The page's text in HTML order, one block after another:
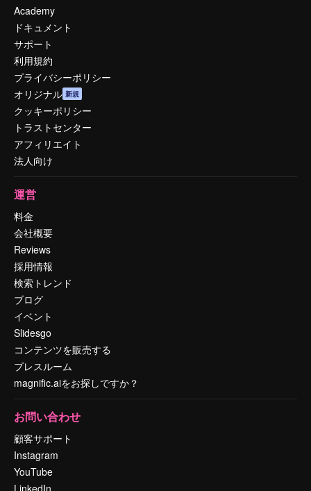
Academy
ドキュメント
サポート
利用規約
プライバシーポリシー
オリジナル 新規
クッキーポリシー
トラストセンター
アフィリエイト
法人向け
運営
料金
会社概要
Reviews
採用情報
検索トレンド
ブログ
イベント
Slidesgo
コンテンツを販売する
プレスルーム
magnific.aiをお探しですか？
お問い合わせ
顧客サポート
Instagram
YouTube
LinkedIn